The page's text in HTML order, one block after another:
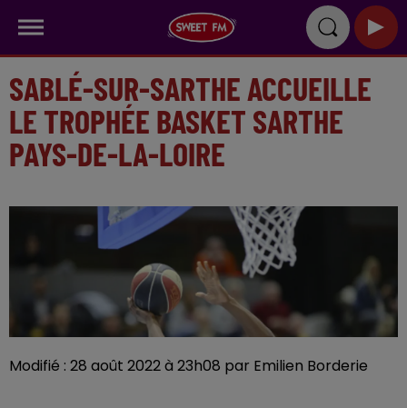
SABLÉ-SUR-SARTHE ACCUEILLE
LE TROPHÉE BASKET SARTHE
PAYS-DE-LA-LOIRE
Modifié : 28 août 2022 à 23h08 par Emilien Borderie